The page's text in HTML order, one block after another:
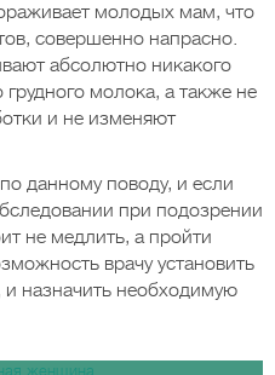
молодых мам, что
совершенно напрасно.
абсолютно никакого
грудного молока, а также не
и не изменяют
данному поводу, и если
при подозрении
не медлить, а пройти
врачу установить
и назначить необходимую